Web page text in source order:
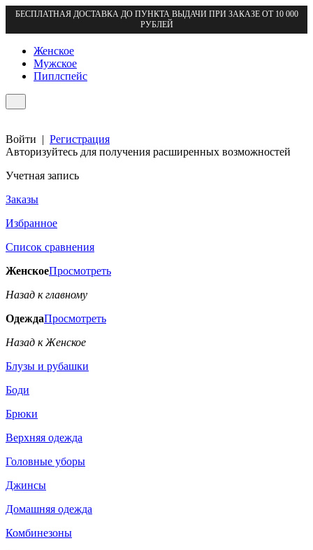
БЕСПЛАТНАЯ ДОСТАВКА ДО ПУНКТА ВЫДАЧИ ПРИ ЗАКАЗЕ ОТ 10 000
РУБЛЕЙ
Женское
Мужское
Пиплспейс
Войти | Регистрация
Авторизуйтесь для получения расширенных возможностей
Учетная запись
Заказы
Избранное
Список сравнения
ЖенскоеПросмотреть
Назад к главному
ОдеждаПросмотреть
Назад к Женское
Блузы и рубашки
Боди
Брюки
Верхняя одежда
Головные уборы
Джинсы
Домашняя одежда
Комбинезоны